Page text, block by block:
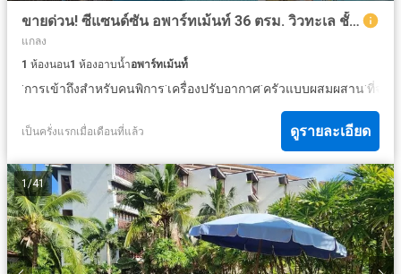
ขายด่วน! ซีแซนด์ซัน อพาร์ทเม้นท์ 36 ตรม. วิวทะเล ชั้น 7 ใกล้ทะเล SSS709 ราคา 1,095,000 บาท
แกลง
1 ห้องนอน1 ห้องอาบน้ำอพาร์ทเม้นท์์
·การเข้าถึงสำหรับคนพิการ·เครื่องปรับอากาศ·ครัวแบบผสมผสาน·ที่จอด
เป็นครั่งแรกเมื่อเดือนที่แล้ว ดูรายละเอียด
1/41